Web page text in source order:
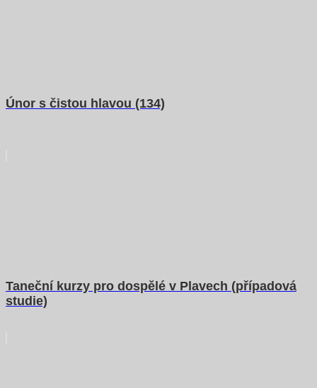
Únor s čistou hlavou (134)
Taneční kurzy pro dospělé v Plavech (případová
studie)